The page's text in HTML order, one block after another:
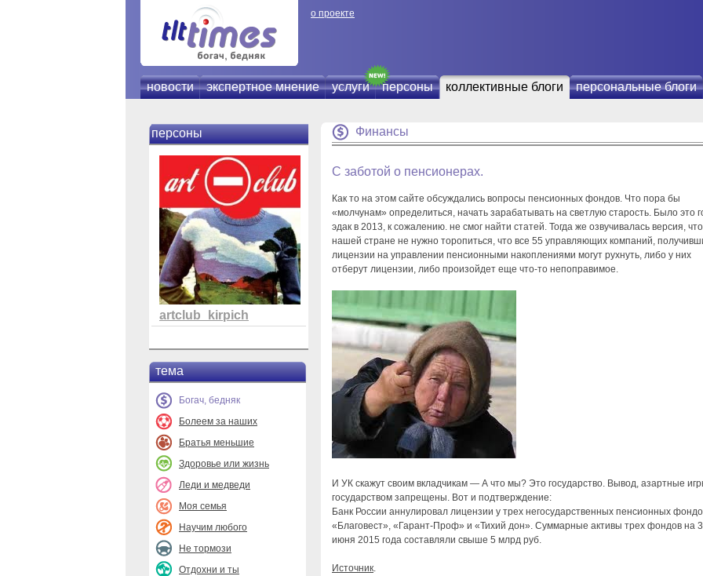
о проекте
новости экспертное мнение услуги персоны коллективные блоги персональные блоги
персоны
artclub_kirpich
тема
Богач, бедняк
Болеем за наших
Братья меньшие
Здоровье или жизнь
Леди и медведи
Моя семья
Научим любого
Не тормози
Отдохни и ты
Финансы
С заботой о пенсионерах.
Как то на этом сайте обсуждались вопросы пенсионных фондов. Что пора бы
«молчунам» определиться, начать зарабатывать на светлую старость. Было это
эдак в 2013, к сожалению. не смог найти статей. Тогда же озвучивалась версия,
нашей стране не нужно торопиться, что все 55 управляющих компаний,
лицензии на управлении пенсионными накоплениями могут рухнуть, либо у них
отберут лицензии, либо произойдет еще что-то непоправимое.
И УК скажут своим вкладчикам — А что мы? Это государство. Вывод, азартные
государством запрещены. Вот и подтверждение:
Банк России аннулировал лицензии у трех негосударственных пенсионных
«Благовест», «Гарант-Проф» и «Тихий дон». Суммарные активы трех фондов на
июня 2015 года составляли свыше 5 млрд руб.
Источник.